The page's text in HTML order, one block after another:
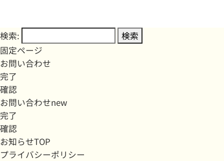
検索:
固定ページ
お問い合わせ
完了
確認
お問い合わせnew
完了
確認
お知らせTOP
プライバシーポリシー